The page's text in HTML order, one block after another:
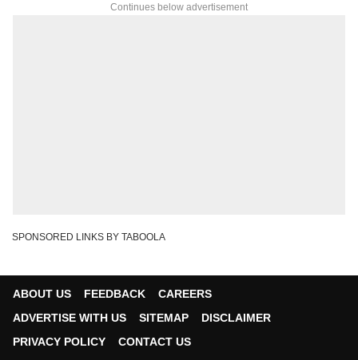
Continues below advertisement
SPONSORED LINKS BY TABOOLA
ABOUT US FEEDBACK
CAREERS
ADVERTISE WITH US
SITEMAP
DISCLAIMER
PRIVACY POLICY
CONTACT US